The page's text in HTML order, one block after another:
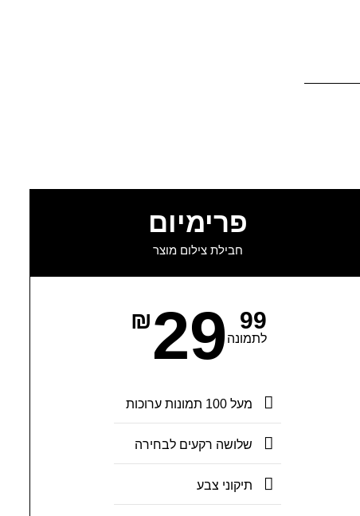
פרימיום
חבילת צילום מוצר
₪29 99
לתמונה
מעל 100 תמונות ערוכות
שלושה רקעים לבחירה
תיקוני צבע